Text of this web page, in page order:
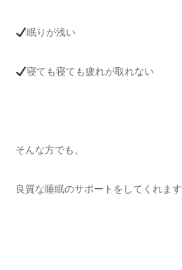
眠りが浅い
寝ても寝ても疲れが取れない
そんな方でも、
良質な睡眠のサポートをしてくれます